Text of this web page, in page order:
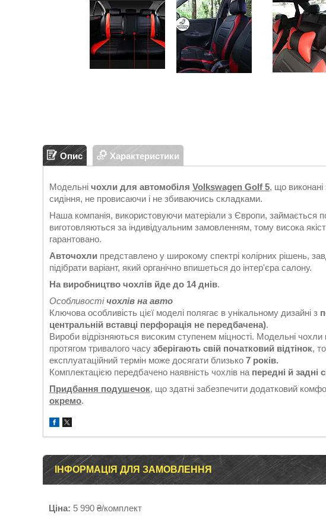
Опис Характеристики
Модельні чохли для автомобіля Volkswagen Golf 5, що
сидіння, не провисаючи і не збиваючись складками.
Наша компанія, використовуючи матеріали з Європи, займається
виготовляються за індивідуальним замовленням, тому висока
гарантовано.
Авточохли представлено у широкому спектрі колірних рішень,
підібрати варіант, який органічно впишеться до інтер'єра салону.
На виробництво чохлів йде до 14 днів.
Особливостічохлів на авто
Ключова особливість цієї моделі полягає в унікальному дизайні з
центральній вставці перфорація не передбачена).
Вироби відрізняються високим ступенем міцності. Модельні чохли
протягом тривалого часу зберігають свій початковий відтінок,
експлуатаційний термін може досягати близько 7 років.
Комплектацією передбачено наявність чохлів на передні й задні
Придбання подушечок, що здатні забезпечити додатковий
окремо.
ІНФОРМАЦІЯ ДЛЯ ЗАМОВЛЕННЯ
Ціна: 5 990 ₴/комплект